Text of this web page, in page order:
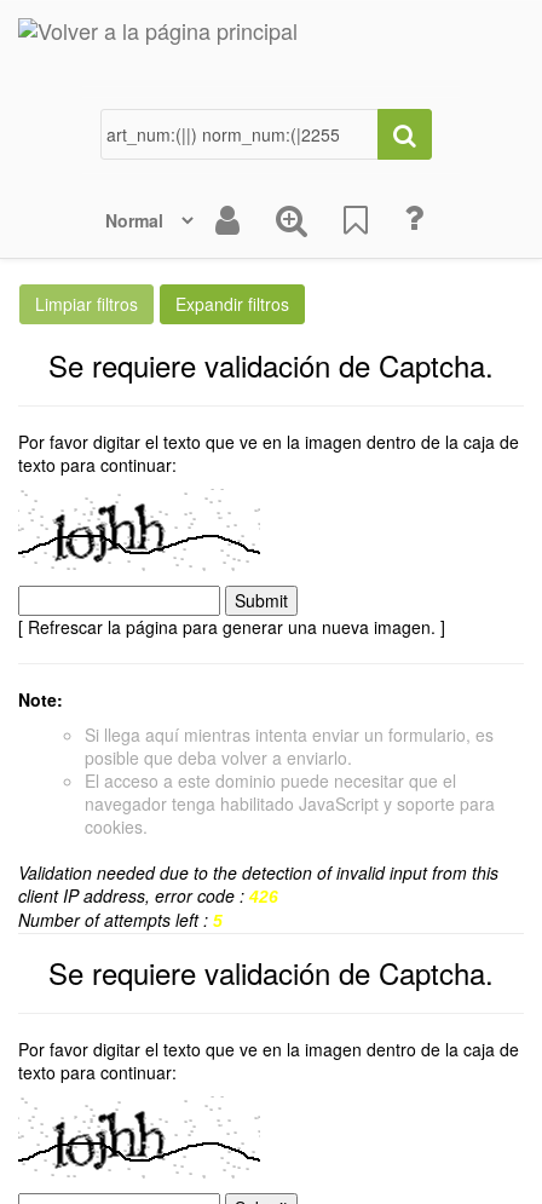
Se requiere validación de Captcha.
Por favor digitar el texto que ve en la imagen dentro de la caja de
texto para continuar:
[ Refrescar la página para generar una nueva imagen. ]
Note:
Si llega aquí mientras intenta enviar un formulario, es
posible que deba volver a enviarlo.
El acceso a este dominio puede necesitar que el
navegador tenga habilitado JavaScript y soporte para
cookies.
Validation needed due to the detection of invalid input from this
client IP address, error code : 426
Number of attempts left : 5
Se requiere validación de Captcha.
Por favor digitar el texto que ve en la imagen dentro de la caja de
texto para continuar: